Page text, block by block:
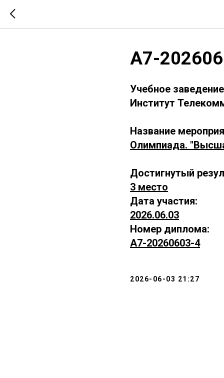
А7-
Учебное
Институт
Название
Олимпиада.
Достигнутый
3 место
Дата участия:
2026.06.03
Номер диплома:
А7-20260603-4
2026-06-03 21:27